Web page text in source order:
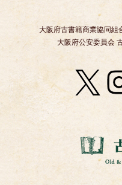
大阪府古書籍商業協同
大阪府公安委員会